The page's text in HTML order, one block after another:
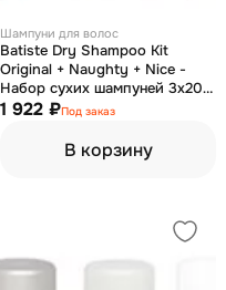
Шампуни для волос
Batiste Dry Shampoo Kit
Original + Naughty + Nice -
Набор сухих шампуней 3x200
мл
1 922 ₽Под заказ
В корзину